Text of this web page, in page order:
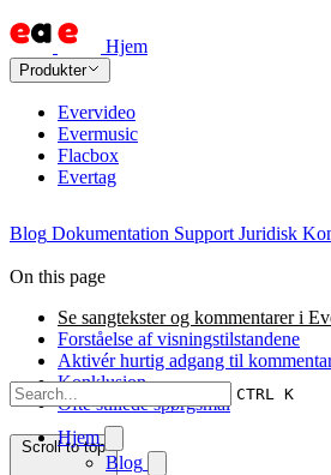
Hjem
Produkter
Evervideo
Evermusic
Flacbox
Evertag
Blog Dokumentation Support Juridisk
CTRL K
Hjem
Blog
On this page
Se sangtekster og kommentarer i
Forståelse af visningstilstandene
Aktivér hurtig adgang til
Konklusion
Ofte stillede spørgsmål
Scroll to top